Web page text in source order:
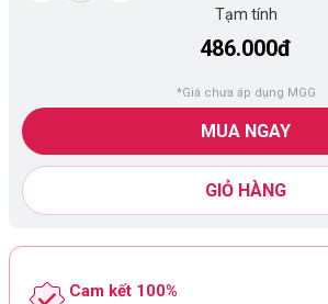
Tạm tính
486.000đ
*Giá chưa áp dụng MGG
MUA NGAY
GIỎ HÀNG
Cam kết 100%